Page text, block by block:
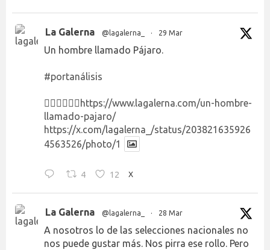
La Galerna @lagalerna_ · 29 Mar
Un hombre llamado Pájaro.
#portanálisis
👉🏻👉🏻👉🏻 https://www.lagalerna.com/un-hombre-
llamado-pajaro/
https://x.com/lagalerna_/status/203821635926
4563526/photo/1
4 12 X
La Galerna @lagalerna_ · 28 Mar
A nosotros lo de las selecciones nacionales no
nos puede gustar más. Nos pirra ese rollo. Pero